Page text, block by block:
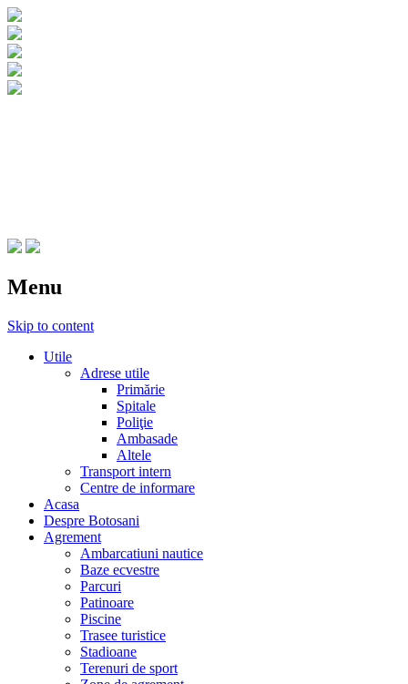
Menu
Skip to content
Utile
Adrese utile
Primărie
Spitale
Poliţie
Ambasade
Altele
Transport intern
Centre de informare
Acasa
Despre Botosani
Agrement
Ambarcatiuni nautice
Baze ecvestre
Parcuri
Patinoare
Piscine
Trasee turistice
Stadioane
Terenuri de sport